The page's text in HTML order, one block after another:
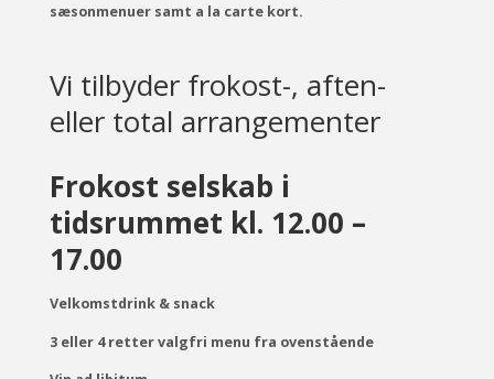
sæsonmenuer samt a la carte kort.
Vi tilbyder frokost-, aften-
eller total arrangementer
Frokost selskab i
tidsrummet kl. 12.00 –
17.00
Velkomstdrink & snack
3 eller 4 retter valgfri menu fra ovenstående